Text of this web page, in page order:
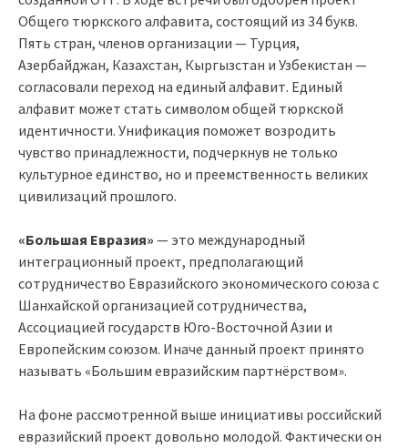
Общего тюркского алфавита, состоящий из 34 букв.
Пять стран, членов организации — Турция,
Азербайджан, Казахстан, Кыргызстан и Узбекистан —
согласовали переход на единый алфавит. Единый
алфавит может стать символом общей тюркской
идентичности. Унификация поможет возродить
чувство принадлежности, подчеркнув не только
культурное единство, но и преемственность великих
цивилизаций прошлого.
«Большая Евразия» — это международный
интеграционный проект, предполагающий
сотрудничество Евразийского экономического союза с
Шанхайской организацией сотрудничества,
Ассоциацией государств Юго-Восточной Азии и
Европейским союзом. Иначе данный проект принято
называть «Большим евразийским партнёрством».
На фоне рассмотренной выше инициативы российский
евразийский проект довольно молодой. Фактически он